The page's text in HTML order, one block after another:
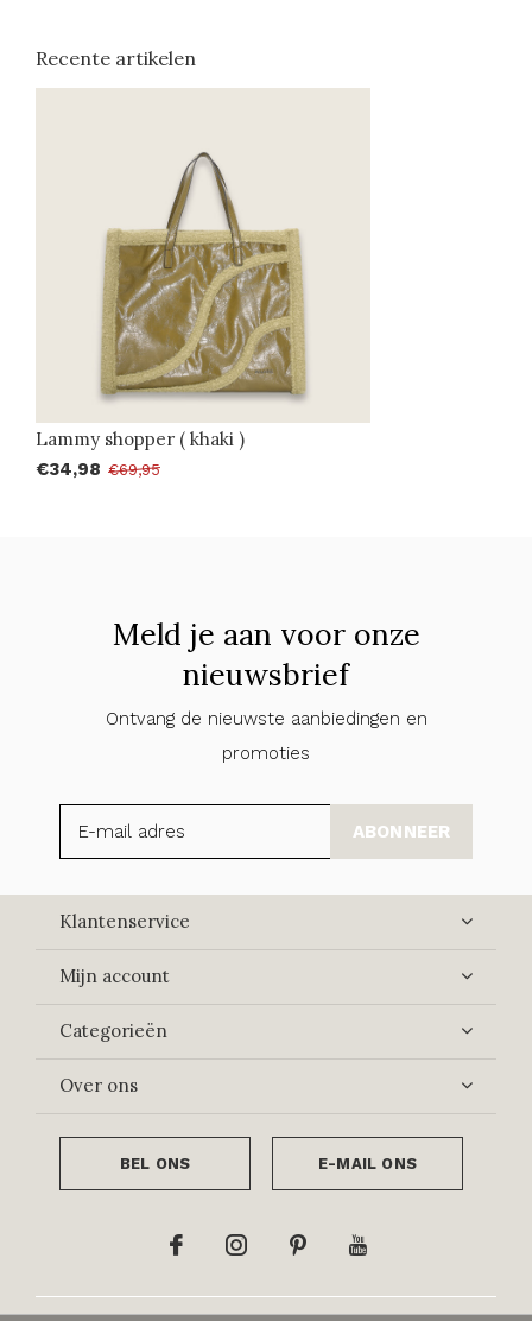
Recente artikelen
Lammy shopper ( khaki )
€34,98 €69,95
Meld je aan voor onze
nieuwsbrief
Ontvang de nieuwste aanbiedingen en
promoties
ABONNEER
Klantenservice
Mijn account
Categorieën
Over ons
BEL ONS E-MAIL ONS